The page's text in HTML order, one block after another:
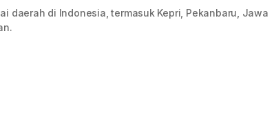
daerah di Indonesia, termasuk Kepri, Pekanbaru, Jawa